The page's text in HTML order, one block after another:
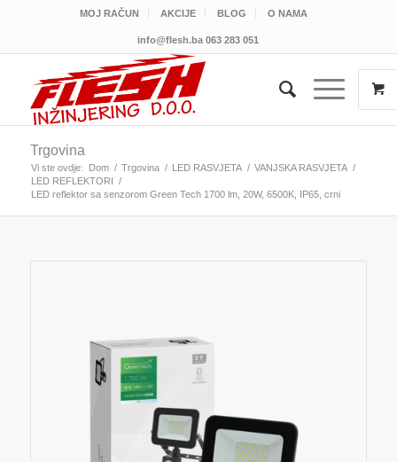
MOJ RAČUN AKCIJE BLOG O NAMA
info@flesh.ba 063 283 051
Trgovina
Vi ste ovdje: Dom / Trgovina / LED RASVJETA / VANJSKA RASVJETA /
LED REFLEKTORI /
LED reflektor sa senzorom Green Tech 1700 lm, 20W, 6500K, IP65, crni